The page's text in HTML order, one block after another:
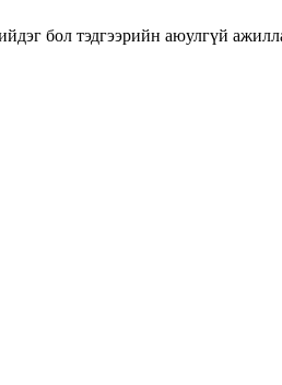
бол тэдгээрийн аюулгүй